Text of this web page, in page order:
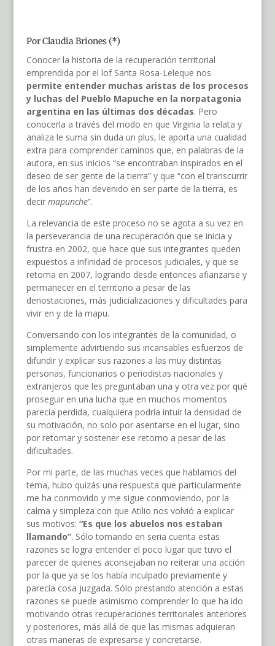
Por Claudia Briones (*)
Conocer la historia de la recuperación territorial
emprendida por el lof Santa Rosa-Leleque nos
permite entender muchas aristas de los procesos
y luchas del Pueblo Mapuche en la norpatagonia
argentina en las últimas dos décadas. Pero
conocerla a través del modo en que Virginia la relata y
analiza le suma sin duda un plus, le aporta una cualidad
extra para comprender caminos que, en palabras de la
autora, en sus inicios “se encontraban inspirados en el
deseo de ser gente de la tierra” y que “con el transcurrir
de los años han devenido en ser parte de la tierra, es
decir mapunche”.
La relevancia de este proceso no se agota a su vez en
la perseverancia de una recuperación que se inicia y
frustra en 2002, que hace que sus integrantes queden
expuestos a infinidad de procesos judiciales, y que se
retoma en 2007, logrando desde entonces afianzarse y
permanecer en el territorio a pesar de las
denostaciones, más judicializaciones y dificultades para
vivir en y de la mapu.
Conversando con los integrantes de la comunidad, o
simplemente advirtiendo sus incansables esfuerzos de
difundir y explicar sus razones a las muy distintas
personas, funcionarios o periodistas nacionales y
extranjeros que les preguntaban una y otra vez por qué
proseguir en una lucha que en muchos momentos
parecía perdida, cualquiera podría intuir la densidad de
su motivación, no solo por asentarse en el lugar, sino
por retornar y sostener ese retorno a pesar de las
dificultades.
Por mi parte, de las muchas veces que hablamos del
tema, hubo quizás una respuesta que particularmente
me ha conmovido y me sigue conmoviendo, por la
calma y simpleza con que Atilio nos volvió a explicar
sus motivos: “Es que los abuelos nos estaban
llamando”. Sólo tomando en seria cuenta estas
razones se logra entender el poco lugar que tuvo el
parecer de quienes aconsejaban no reiterar una acción
por la que ya se los había inculpado previamente y
parecía cosa juzgada. Sólo prestando atención a estas
razones se puede asimismo comprender lo que ha ido
motivando otras recuperaciones territoriales anteriores
y posteriores, más allá de que las mismas adquieran
otras maneras de expresarse y concretarse.